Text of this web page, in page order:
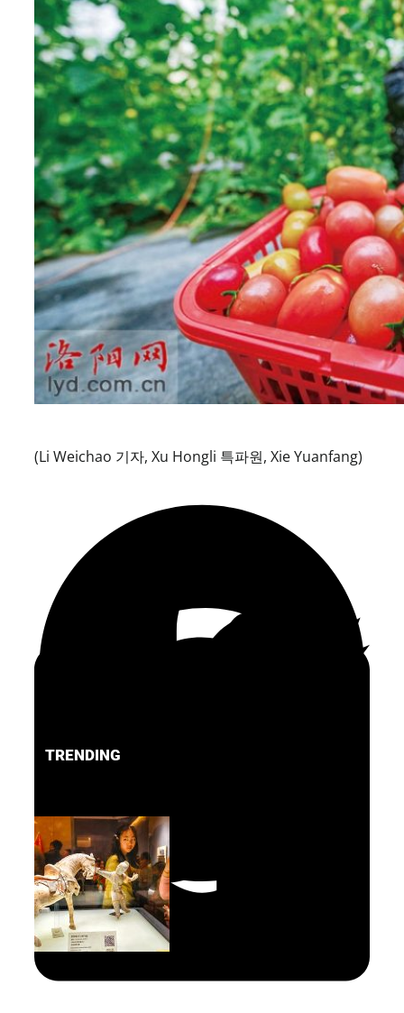
(Li Weichao 기자, Xu Hongli 특파원, Xie Yuanfang)
FACEBOOK
PINTEREST
TWITTER
TRENDING